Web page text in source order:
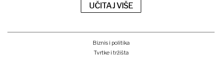
UČITAJ VIŠE
Biznis i politika
Tvrtke i tržišta